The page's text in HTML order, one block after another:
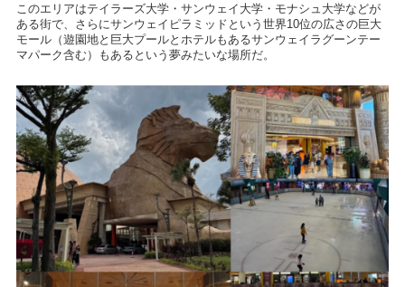
このエリアはテイラーズ大学・サンウェイ大学・モナシュ大学などが
ある街で、さらにサンウェイピラミッドという世界10位の広さの巨大
モール（遊園地と巨大プールとホテルもあるサンウェイラグーンテー
マパーク含む）もあるという夢みたいな場所だ。